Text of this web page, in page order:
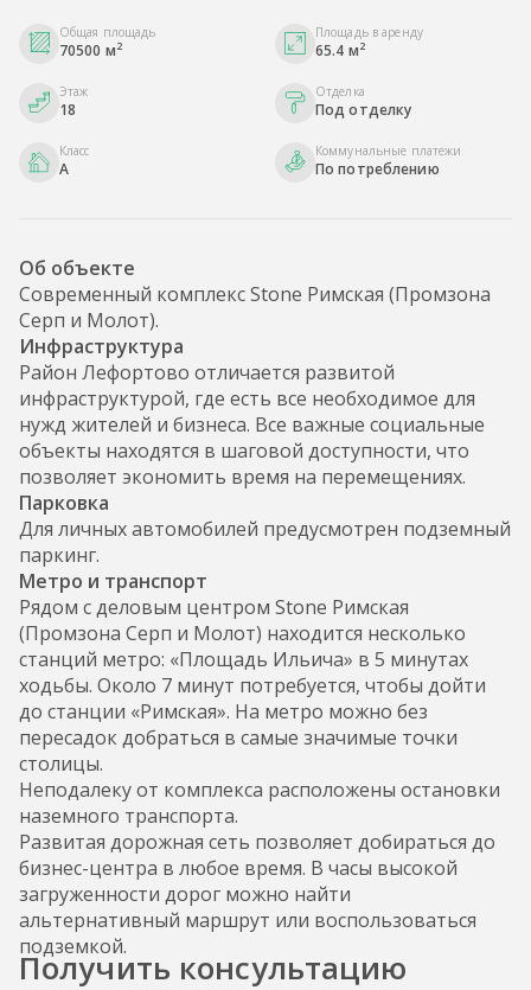
Общая площадь
70500 м2
Площадь в аренду
65.4 м2
Этаж
18
Отделка
Под отделку
Класс
A
Коммунальные платежи
По потреблению
Об объекте
Современный комплекс Stone Римская (Промзона
Серп и Молот).
Инфраструктура
Район Лефортово отличается развитой
инфраструктурой, где есть все необходимое для
нужд жителей и бизнеса. Все важные социальные
объекты находятся в шаговой доступности, что
позволяет экономить время на перемещениях.
Парковка
Для личных автомобилей предусмотрен подземный
паркинг.
Метро и транспорт
Рядом с деловым центром Stone Римская
(Промзона Серп и Молот) находится несколько
станций метро: «Площадь Ильича» в 5 минутах
ходьбы. Около 7 минут потребуется, чтобы дойти
до станции «Римская». На метро можно без
пересадок добраться в самые значимые точки
столицы.
Неподалеку от комплекса расположены остановки
наземного транспорта.
Развитая дорожная сеть позволяет добираться до
бизнес-центра в любое время. В часы высокой
загруженности дорог можно найти
альтернативный маршрут или воспользоваться
подземкой.
Получить консультацию